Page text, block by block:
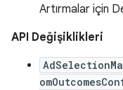
Artırmalar için
API Değişiklikleri